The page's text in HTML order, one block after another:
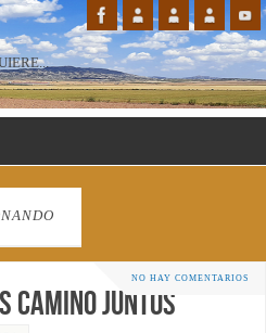
NO HAY COMENTARIOS
camino juntos